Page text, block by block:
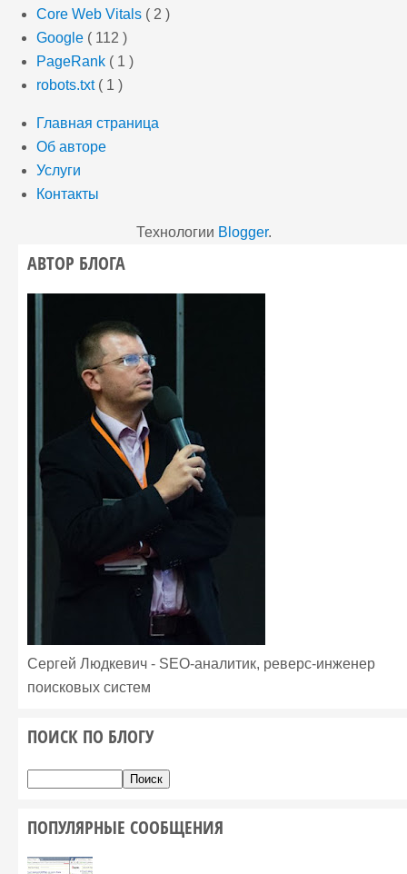
Core Web Vitals ( 2 )
Google ( 112 )
PageRank ( 1 )
robots.txt ( 1 )
Главная страница
Об авторе
Услуги
Контакты
Технологии Blogger.
АВТОР БЛОГА
Сергей Людкевич - SEO-аналитик, реверс-инженер
поисковых систем
ПОИСК ПО БЛОГУ
ПОПУЛЯРНЫЕ СООБЩЕНИЯ